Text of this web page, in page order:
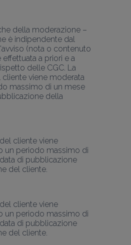
della moderazione –
è indipendente dal
(nota o contenuto
effettuata a priori e a
delle CGC. La
viene moderata
massimo di un mese
della
cliente viene
un periodo massimo di
di pubblicazione
del cliente.
cliente viene
un periodo massimo di
di pubblicazione